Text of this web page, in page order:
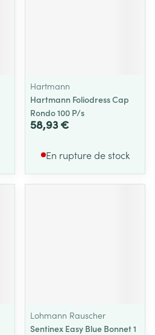
Hartmann
Hartmann Foliodress Cap
Rondo 100 P/s
58,93 €
En rupture de stock
Lohmann Rauscher
Sentinex Easy Blue Bonnet 1